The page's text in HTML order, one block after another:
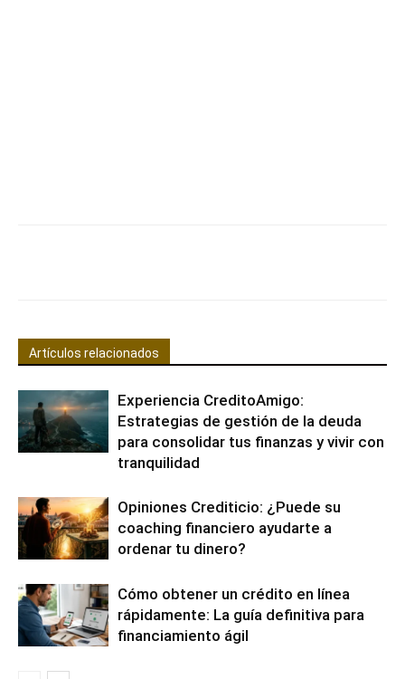
Artículos relacionados
Experiencia CreditoAmigo:
Estrategias de gestión de la deuda
para consolidar tus finanzas y vivir con
tranquilidad
Opiniones Crediticio: ¿Puede su
coaching financiero ayudarte a
ordenar tu dinero?
Cómo obtener un crédito en línea
rápidamente: La guía definitiva para
financiamiento ágil